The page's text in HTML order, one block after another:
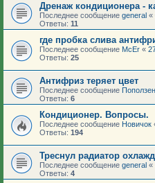
Дренаж кондиционера -
Последнее сообщение general «
Ответы: 11
где пробка слива
Последнее сообщение McEr «
Ответы: 25
Антифриз теряет цвет
Последнее сообщение
Ответы: 6
Кондиционер. Вопросы.
Последнее сообщение Новичок
Ответы: 194
Треснул радиатор
Последнее сообщение general «
Ответы: 4